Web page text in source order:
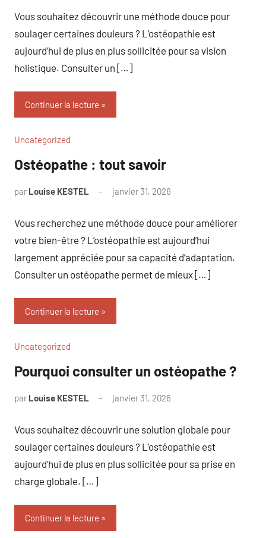
Vous souhaitez découvrir une méthode douce pour
soulager certaines douleurs ? L’ostéopathie est
aujourd’hui de plus en plus sollicitée pour sa vision
holistique. Consulter un […]
Continuer la lecture
Uncategorized
Ostéopathe : tout savoir
par Louise KESTEL janvier 31, 2026
Vous recherchez une méthode douce pour améliorer
votre bien-être ? L’ostéopathie est aujourd’hui
largement appréciée pour sa capacité d’adaptation.
Consulter un ostéopathe permet de mieux […]
Continuer la lecture
Uncategorized
Pourquoi consulter un ostéopathe ?
par Louise KESTEL janvier 31, 2026
Vous souhaitez découvrir une solution globale pour
soulager certaines douleurs ? L’ostéopathie est
aujourd’hui de plus en plus sollicitée pour sa prise en
charge globale. […]
Continuer la lecture